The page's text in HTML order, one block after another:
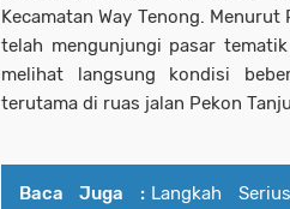
Kecamatan Way Tenong.
telah mengunjungi pasar
melihat langsung kondisi
terutama di ruas jalan Pekon
Baca Juga : Langkah